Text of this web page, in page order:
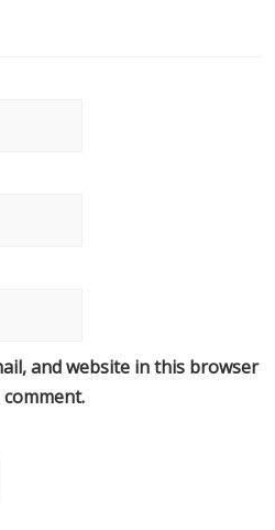
and website in this browser